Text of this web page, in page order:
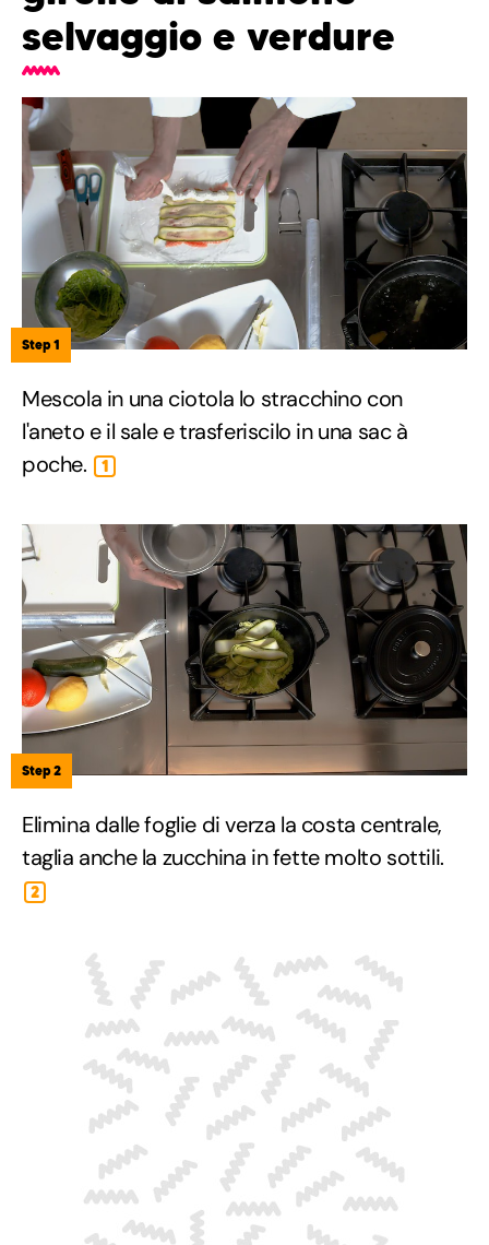
selvaggio e verdure
Step 1
Mescola in una ciotola lo stracchino con
l'aneto e il sale e trasferiscilo in una sac à
poche.
1
Step 2
Elimina dalle foglie di verza la costa centrale,
taglia anche la zucchina in fette molto sottili.
2